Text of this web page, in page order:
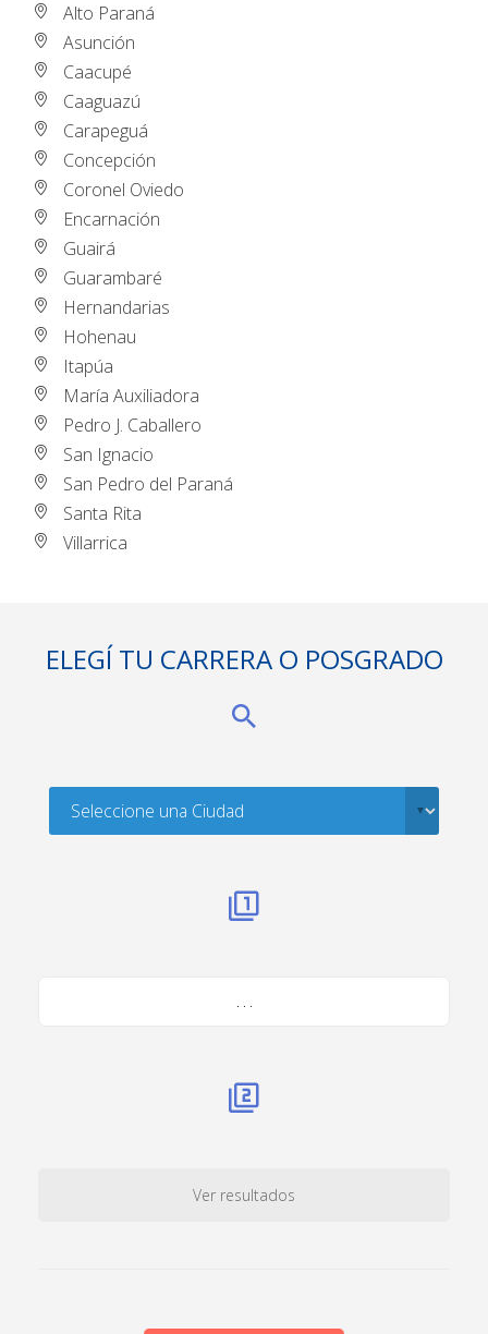
Alto Paraná
Asunción
Caacupé
Caaguazú
Carapeguá
Concepción
Coronel Oviedo
Encarnación
Guairá
Guarambaré
Hernandarias
Hohenau
Itapúa
María Auxiliadora
Pedro J. Caballero
San Ignacio
San Pedro del Paraná
Santa Rita
Villarrica
ELEGÍ TU CARRERA O POSGRADO
. . .
Ver resultados